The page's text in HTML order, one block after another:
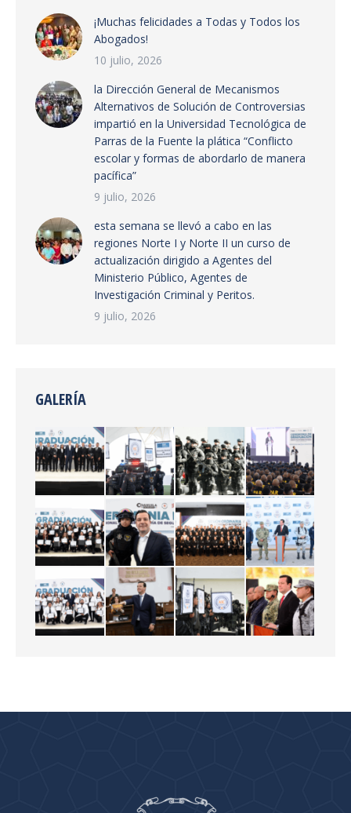
¡Muchas felicidades a Todas y Todos los
Abogados!
10 julio, 2026
la Dirección General de Mecanismos
Alternativos de Solución de Controversias
impartió en la Universidad Tecnológica de
Parras de la Fuente la plática “Conflicto
escolar y formas de abordarlo de manera
pacífica”
9 julio, 2026
esta semana se llevó a cabo en las
regiones Norte I y Norte II un curso de
actualización dirigido a Agentes del
Ministerio Público, Agentes de
Investigación Criminal y Peritos.
9 julio, 2026
GALERÍA